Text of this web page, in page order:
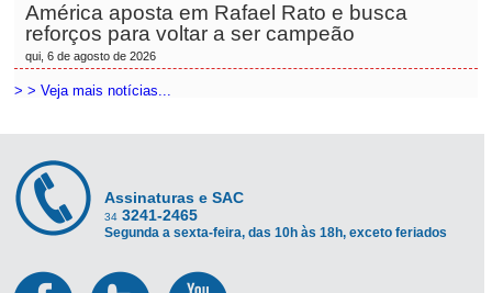
América aposta em Rafael Rato e busca
reforços para voltar a ser campeão
qui, 6 de agosto de 2026
> > Veja mais notícias...
Assinaturas e SAC
34 3241-2465
Segunda a sexta-feira, das 10h às 18h, exceto feriados